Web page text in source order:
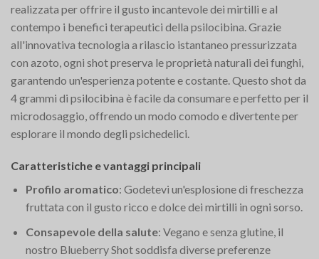
realizzata per offrire il gusto incantevole dei mirtilli e al
contempo i benefici terapeutici della psilocibina. Grazie
all'innovativa tecnologia a rilascio istantaneo pressurizzata
con azoto, ogni shot preserva le proprietà naturali dei funghi,
garantendo un'esperienza potente e costante. Questo shot da
4 grammi di psilocibina è facile da consumare e perfetto per il
microdosaggio, offrendo un modo comodo e divertente per
esplorare il mondo degli psichedelici.
Caratteristiche e vantaggi principali
Profilo aromatico: Godetevi un'esplosione di freschezza
fruttata con il gusto ricco e dolce dei mirtilli in ogni sorso.
Consapevole della salute: Vegano e senza glutine, il
nostro Blueberry Shot soddisfa diverse preferenze